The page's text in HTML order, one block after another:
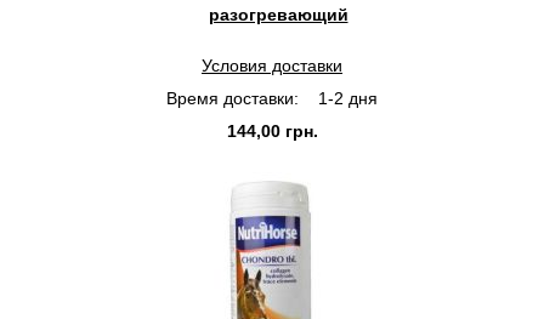
разогревающий
Условия доставки
Время доставки:
1-2 дня
144,00 грн.